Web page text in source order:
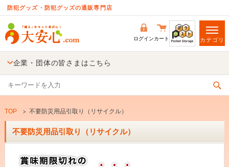
防犯グッズ・防犯グッズの通販専門店
ログインカート カテゴリ
企業・団体の皆さまはこちら
TOP 不要防災用品引取り（リサイクル）
不要防災用品引取り（リサイクル）